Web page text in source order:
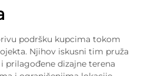
podršku kupcima tokom
Njihov iskusni tim pruža
prilagođene dizajne terena